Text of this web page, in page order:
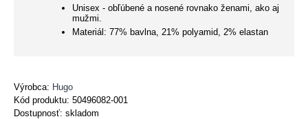
Unisex - obľúbené a nosené rovnako ženami, ako aj
mužmi.
Materiál: 77% bavlna, 21% polyamid, 2% elastan
Výrobca: Hugo
Kód produktu: 50496082-001
Dostupnosť: skladom